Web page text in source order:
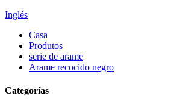
Inglés
Casa
Produtos
serie de arame
Arame recocido negro
Categorías